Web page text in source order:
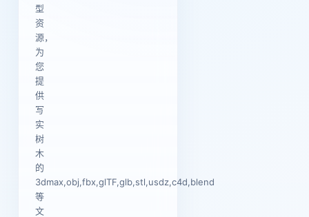
型
资
源，
为
您
提
供
写
实
树
木
的
3dmax,obj,fbx,glTF,glb,stl,usdz,c4d,blend
等
文